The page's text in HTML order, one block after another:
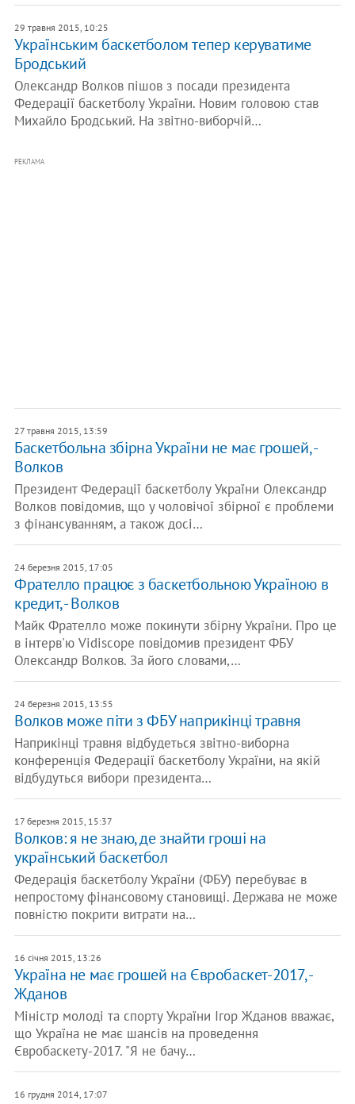
29 травня 2015, 10:25
Українським баскетболом тепер керуватиме
Бродський
Олександр Волков пішов з посади президента
Федерації баскетболу України. Новим головою став
Михайло Бродський. На звітно-виборчій…
РЕКЛАМА
27 травня 2015, 13:59
Баскетбольна збірна України не має грошей, -
Волков
Президент Федерації баскетболу України Олександр
Волков повідомив, що у чоловічої збірної є проблеми
з фінансуванням, а також досі…
24 березня 2015, 17:05
Фрателло працює з баскетбольною Україною в
кредит, - Волков
Майк Фрателло може покинути збірну України. Про це
в інтерв'ю Vidiscope повідомив президент ФБУ
Олександр Волков. За його словами,…
24 березня 2015, 13:55
Волков може піти з ФБУ наприкінці травня
Наприкінці травня відбудеться звітно-виборна
конференція Федерації баскетболу України, на якій
відбудуться вибори президента…
17 березня 2015, 15:37
Волков: я не знаю, де знайти гроші на
український баскетбол
Федерація баскетболу України (ФБУ) перебуває в
непростому фінансовому становищі. Держава не може
повністю покрити витрати на…
16 січня 2015, 13:26
Україна не має грошей на Євробаскет-2017, -
Жданов
Міністр молоді та спорту України Ігор Жданов вважає,
що Україна не має шансів на проведення
Євробаскету-2017. "Я не бачу…
16 грудня 2014, 17:07